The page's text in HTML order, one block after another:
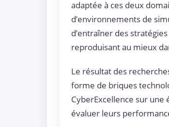
adaptée à ces deux
d’environnements de
d’entraîner des
reproduisant au mieux
Le résultat des
forme de briques
CyberExcellence sur
évaluer leurs